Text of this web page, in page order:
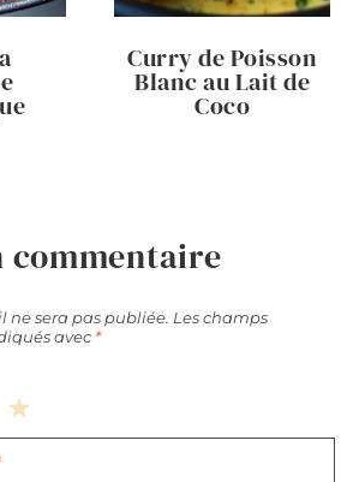
Curry de Poisson
Blanc au Lait de
Coco
commentaire
ne sera pas publiée. Les champs
avec *
5